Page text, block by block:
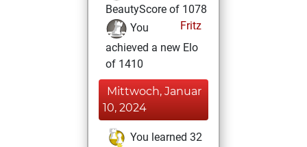
BeautyScore of 1078
Fritz
You
achieved a new Elo
of 1410
Mittwoch, Januar
10, 2024
You learned 32